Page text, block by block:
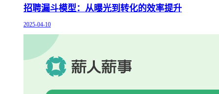
招聘漏斗模型：从曝光到转化的效率提升
2025-04-10